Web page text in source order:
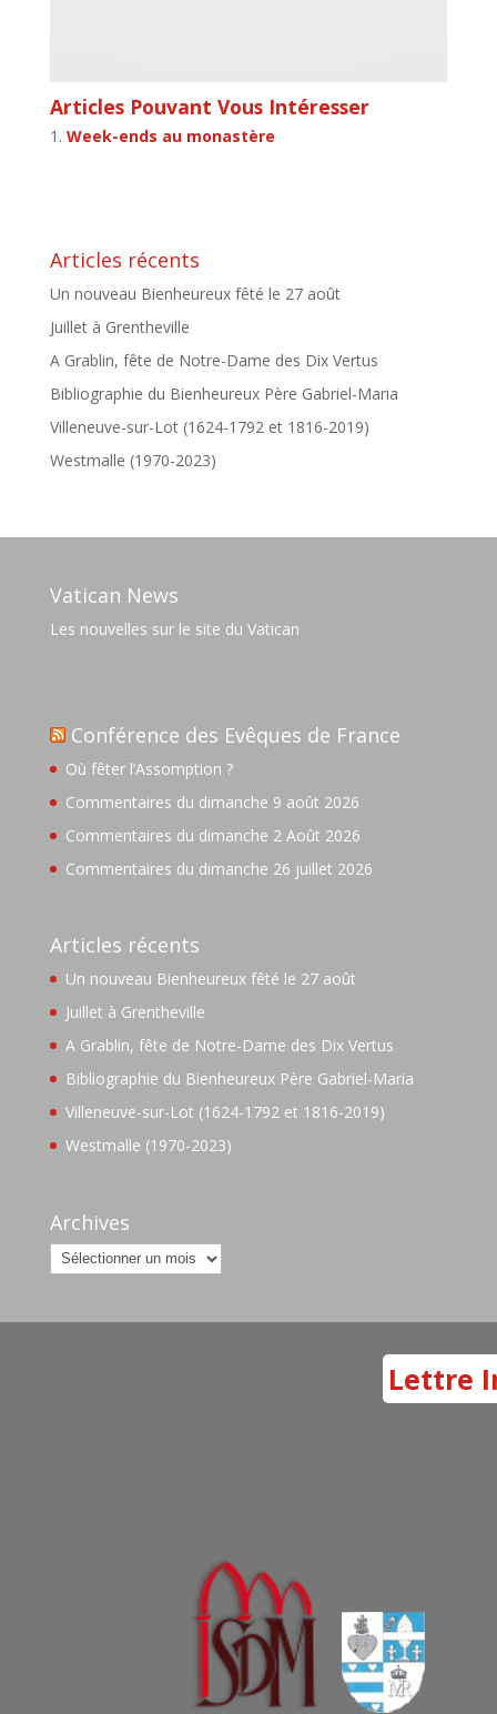
Articles Pouvant Vous Intéresser
Week-ends au monastère
Articles récents
Un nouveau Bienheureux fêté le 27 août
Juillet à Grentheville
A Grablin, fête de Notre-Dame des Dix Vertus
Bibliographie du Bienheureux Père Gabriel-Maria
Villeneuve-sur-Lot (1624-1792 et 1816-2019)
Westmalle (1970-2023)
Vatican News
Les nouvelles sur le site du Vatican
Conférence des Evêques de France
Où fêter l’Assomption ?
Commentaires du dimanche 9 août 2026
Commentaires du dimanche 2 Août 2026
Commentaires du dimanche 26 juillet 2026
Articles récents
Un nouveau Bienheureux fêté le 27 août
Juillet à Grentheville
A Grablin, fête de Notre-Dame des Dix Vertus
Bibliographie du Bienheureux Père Gabriel-Maria
Villeneuve-sur-Lot (1624-1792 et 1816-2019)
Westmalle (1970-2023)
Archives
Archives
Lettre